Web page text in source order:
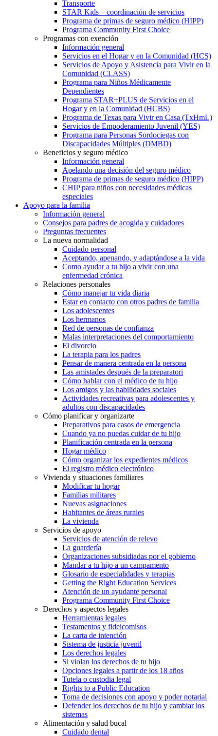
Transporte
STAR Kids – coordinación de servicios
Programa de primas de seguro médico (HIPP)
Programa Community First Choice
Programas con exención
Información general
Servicios en el Hogar y en la Comunidad (HCS)
Servicios de Apoyo y Asistencia para Vivir en la
Comunidad (CLASS)
Programa para Niños Médicamente
Dependientes
Programa STAR+PLUS de Servicios en el
Hogar y en la Comunidad (HCBS)
Programa de Texas para Vivir en Casa (TxHmL)
Servicios de Empoderamiento Juvenil (YES)
Programa para Personas Sordociegas con
Discapacidades Múltiples (DMBD)
Beneficios y seguro médico
Información general
Apelando una decisión del seguro médico
Programa de primas de seguro médico (HIPP)
CHIP para niños con necesidades médicas
especiales
Apoyo para la familia
Información general
Consejos para padres de acogida y cuidadores
Preguntas frecuentes
La nueva normalidad
Cuidado personal
Aceptando, apenando, y adaptándose a la vida
Como ayudar a tu hijo a vivir con una
enfermedad crónica
Relaciones personales
Cómo manejar tu vida diaria
Estar en contacto con otros padres de familia
Los adolescentes
Los hermanos
Red de personas de confianza
Malas interpretaciones del comportamiento
El divorcio
La terapia para los padres
Pensar de manera centrada en la persona
Las amistades después de la preparatori
Cómo hablar con el médico de tu hijo
Los amigos y las habilidades sociales
Actividades recreativas para adolescentes y
adultos con discapacidades
Cómo planificar y organizarte
Preparativos para casos de emergencia
Cuando ya no puedas cuidar de tu hijo
Planificación centrada en la persona
Hogar médico
Cómo organizar los expedientes médicos
El registro médico electrónico
Vivienda y situaciones familiares
Modificar tu hogar
Familias militares
Nuevas asignaciones
Habitantes de áreas rurales
La vivienda
Servicios de apoyo
Servicios de atención de relevo
La guardería
Organizaciones subsidiadas por el gobierno
Mandar a tu hijo a un campamento
Glosario de especialidades y terapias
Getting the Right Education Services
Atención de un ayudante personal
Programa Community First Choice
Derechos y aspectos legales
Herramientas legales
Testamentos y fideicomisos
La carta de intención
Sistema de justicia juvenil
Los derechos legales
Si violan los derechos de tu hijo
Opciones legales a partir de los 18 años
Tutela o custodia legal
Rights to a Public Education
Toma de decisiones con apoyo y poder notarial
Defender los derechos de tu hijo y cambiar los
sistemas
Alimentación y salud bucal
Cuidado dental